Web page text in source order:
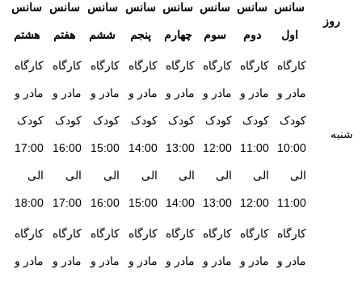
روز
سانس
اول
سانس
دوم
سانس
سوم
سانس
چهارم
سانس
پنجم
سانس
ششم
سانس
هفتم
سانس
هشتم
شنبه
کارگاه
مادر و
کودک
10:00
الی
11:00
کارگاه
مادر و
کودک
11:00
الی
12:00
کارگاه
مادر و
کودک
12:00
الی
13:00
کارگاه
مادر و
کودک
13:00
الی
14:00
کارگاه
مادر و
کودک
14:00
الی
15:00
کارگاه
مادر و
کودک
15:00
الی
16:00
کارگاه
مادر و
کودک
16:00
الی
17:00
کارگاه
مادر و
کودک
17:00
الی
18:00
کارگاه
مادر و
کارگاه
مادر و
کارگاه
مادر و
کارگاه
مادر و
کارگاه
مادر و
کارگاه
مادر و
کارگاه
مادر و
کارگاه
مادر و